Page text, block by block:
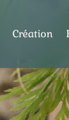
Création